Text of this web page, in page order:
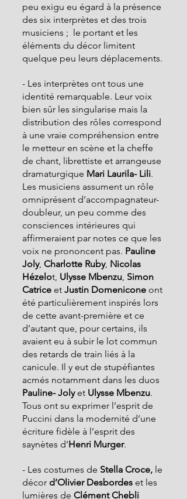
peu exigu eu égard à la présence
des six interprètes et des trois
musiciens ;  le portant et les
éléments du décor limitent
quelque peu leurs déplacements.
- Les interprètes ont tous une
identité remarquable. Leur voix
bien sûr les singularise mais la
distribution des rôles correspond
à une vraie compréhension entre
le metteur en scène et la cheffe
de chant, librettiste et arrangeuse
dramaturgique Mari Laurila- Lili.
Les musiciens assument un rôle
omniprésent d’accompagnateur-
doubleur, un peu comme des
consciences intérieures qui
affirmeraient par notes ce que les
voix ne prononcent pas. Pauline
Joly, Charlotte Ruby, Nicolas
Hézelot, Ulysse Mbenzu, Simon
Catrice et Justin Domenicone ont
été particulièrement inspirés lors
de cette avant-première et ce
d’autant que, pour certains, ils
avaient eu à subir le lot commun
des retards de train liés à la
canicule. Il y eut de stupéfiantes
acmés notamment dans les duos
Pauline- Joly et Ulysse Mbenzu.
Tous ont su exprimer l’esprit de
Puccini dans la modernité d’une
écriture fidèle à l’esprit des
saynètes d’Henri Murger.
- Les costumes de Stella Croce, le
décor d’Olivier Desbordes et les
lumières de Clément Chebli